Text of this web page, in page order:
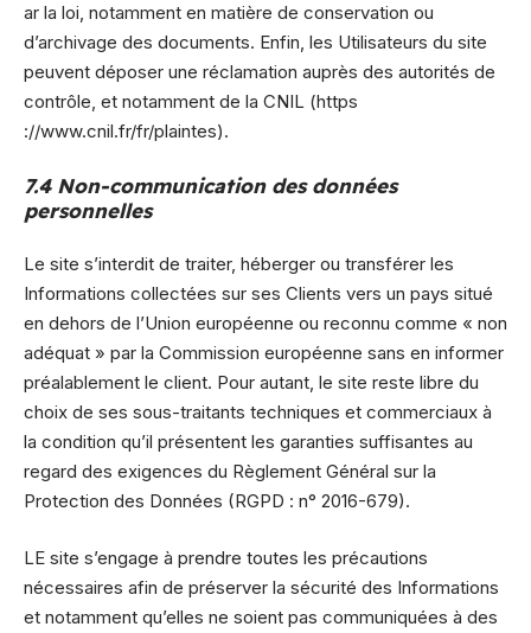
ar la loi, notamment en matière de conservation ou
d’archivage des documents. Enfin, les Utilisateurs du site
peuvent déposer une réclamation auprès des autorités de
contrôle, et notamment de la CNIL (https
://www.cnil.fr/fr/plaintes).
7.4 Non-communication des données
personnelles
Le site s’interdit de traiter, héberger ou transférer les
Informations collectées sur ses Clients vers un pays situé
en dehors de l’Union européenne ou reconnu comme « non
adéquat » par la Commission européenne sans en informer
préalablement le client. Pour autant, le site reste libre du
choix de ses sous-traitants techniques et commerciaux à
la condition qu’il présentent les garanties suffisantes au
regard des exigences du Règlement Général sur la
Protection des Données (RGPD : n° 2016-679).
LE site s’engage à prendre toutes les précautions
nécessaires afin de préserver la sécurité des Informations
et notamment qu’elles ne soient pas communiquées à des